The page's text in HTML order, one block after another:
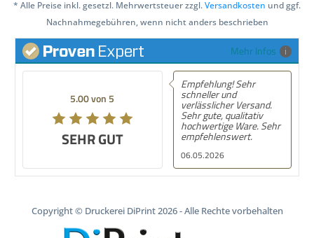
* Alle Preise inkl. gesetzl. Mehrwertsteuer zzgl.Versandkosten und ggf.
Nachnahmegebühren, wenn nicht anders beschrieben
Mehr Infos
5.00 von 5
SEHR GUT
5.00 von 5
SEHR GUT
06.05.2026
Empfehlung! Sehr
schneller und
verlässlicher Versand.
Sehr gute, qualitativ
hochwertige Ware. Sehr
empfehlenswert.
Copyright © Druckerei DiPrint 2026 - Alle Rechte vorbehalten